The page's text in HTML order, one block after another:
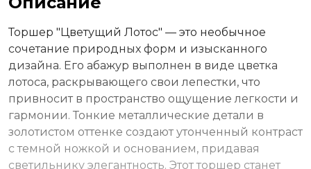
Торшер "Цветущий Лотос" — это необычное
сочетание природных форм и изысканного
дизайна. Его абажур выполнен в виде цветка
лотоса, раскрывающего свои лепестки, что
привносит в пространство ощущение легкости и
гармонии. Тонкие металлические детали в
золотистом оттенке создают утонченный контраст
с темной ножкой и основанием, придавая
светильнику элегантность. Этот торшер станет